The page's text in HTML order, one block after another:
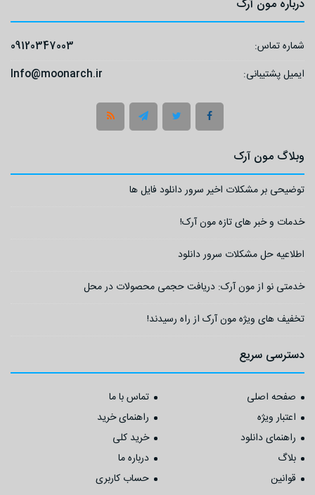
درباره مون آرک
شماره تماس:
09120347003
ایمیل پشتیبانی:
Info@moonarch.ir
وبلاگ مون آرک
توضیحی بر مشکلات اخیر سرور دانلود فایل ها
خدمات و خبر های تازه مون آرک!
اطلاعیه حل مشکلات سرور دانلود
خدمتی نو از مون آرک: دریافت حجمی محصولات در محل
تخفیف های ویژه مون آرک از راه رسیدند!
دسترسی سریع
صفحه اصلی
تماس با ما
اعتبار ویژه
راهنمای خرید
راهنمای دانلود
خرید کلی
بلاگ
درباره ما
قوانین
حساب کاربری